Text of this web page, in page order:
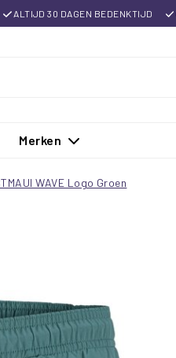
ALTIJD 30 DAGEN BEDENKTIJD
Merken
WAVE Logo Groen